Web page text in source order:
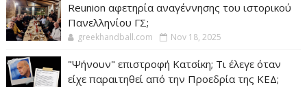
Reunion αφετηρία αναγέννησης του ιστορικού
Πανελληνίου ΓΣ;
greekhandball.com Nov 18, 2025
"Ψήνουν" επιστροφή Κατσίκη; Τι έλεγε όταν
είχε παραιτηθεί από την Προεδρία της ΚΕΔ;